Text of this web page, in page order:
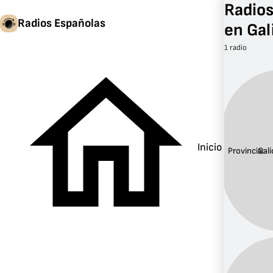
Radios Españolas
Inicio
en
1 radio
Provincia: